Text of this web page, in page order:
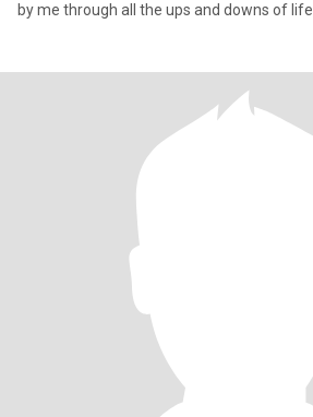
by me through all the ups and downs of life.